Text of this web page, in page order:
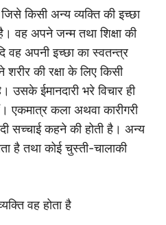
जिसे किसी अन्य व्यक्ति की इच्छा
वह अपने जन्म तथा शिक्षा की
वह अपनी इच्छा का स्वतन्त्र
की रक्षा के लिए किसी
ईमानदारी भरे विचार ही
कला अथवा कारीगरी
सच्चाई कहने की होती है। अन्य
है तथा कोई चुस्ती-चालाकी
वह होता है